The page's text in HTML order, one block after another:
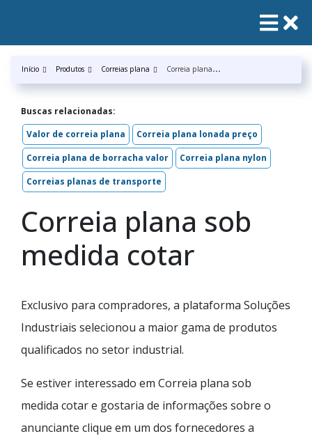
Início Produtos Correias plana C
orreia plana sob medida cotar
Buscas relacionadas:
Valor de correia plana
Correia plana lonada preço
Correia plana de borracha valor
Correia plana nylon
Correias planas de transporte
Correia plana sob
medida cotar
Exclusivo para compradores, a plataforma Soluções
Industriais selecionou a maior gama de produtos
qualificados no setor industrial.
Se estiver interessado em Correia plana sob
medida cotar e gostaria de informações sobre o
anunciante clique em um dos fornecedores a